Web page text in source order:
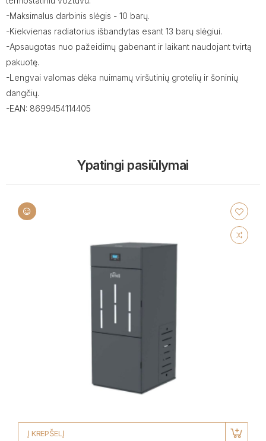
-Maksimalus darbinis slėgis - 10 barų.
-Kiekvienas radiatorius išbandytas esant 13 barų slėgiui.
-Apsaugotas nuo pažeidimų gabenant ir laikant naudojant tvirtą
pakuotę.
-Lengvai valomas dėka nuimamų viršutinių grotelių ir šoninių
dangčių.
-EAN: 8699454114405
Ypatingi pasiūlymai
Į KREPŠELĮ